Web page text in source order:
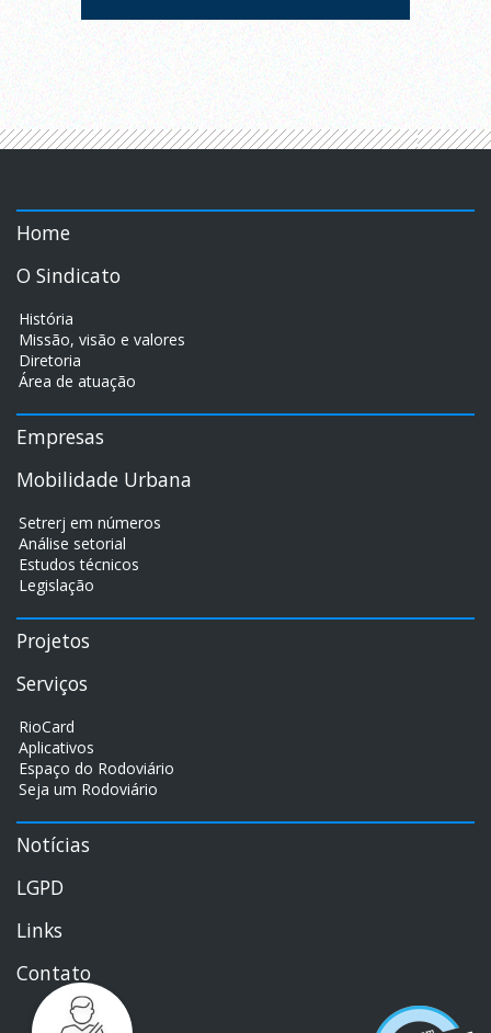
Home
O Sindicato
História
Missão, visão e valores
Diretoria
Área de atuação
Empresas
Mobilidade Urbana
Setrerj em números
Análise setorial
Estudos técnicos
Legislação
Projetos
Serviços
RioCard
Aplicativos
Espaço do Rodoviário
Seja um Rodoviário
Notícias
LGPD
Links
Contato